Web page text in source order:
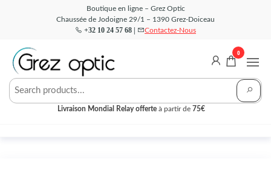
Boutique en ligne – Grez Optic
Chaussée de Jodoigne 29/1 – 1390 Grez-Doiceau
+32 10 24 57 68 | Contactez-Nous
Grez
Optic –
Votre
Opticien
en ligne
Livraison Mondial Relay offerteà partir de 75€
0